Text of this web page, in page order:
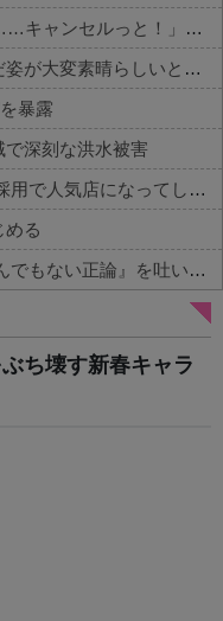
【驚愕】女さん「43億円注文して………キャンセルっと！」←こいつの目的って一体なんなの？？？？？？？
【画像】本田望結の妹、姉妹で並んだ姿が大変素晴らしいと話題にw w w w w w w
暴露
深刻な洪水被害
【動画】 町の中華料理屋さん、娘の採用で人気店になってしまう
める
【画像】 全身入れ墨の彫り師、『とんでもない正論』を吐いて30万再生されてしまうｗｗｗｗｗｗｗ
ち壊す新春キャラ